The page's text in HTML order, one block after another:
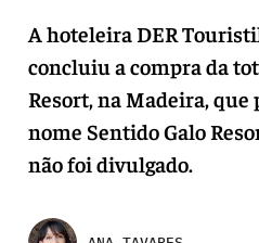
A hoteleira DER
concluiu a compra da
Resort, na Madeira, que
nome Sentido Galo
não foi divulgado.